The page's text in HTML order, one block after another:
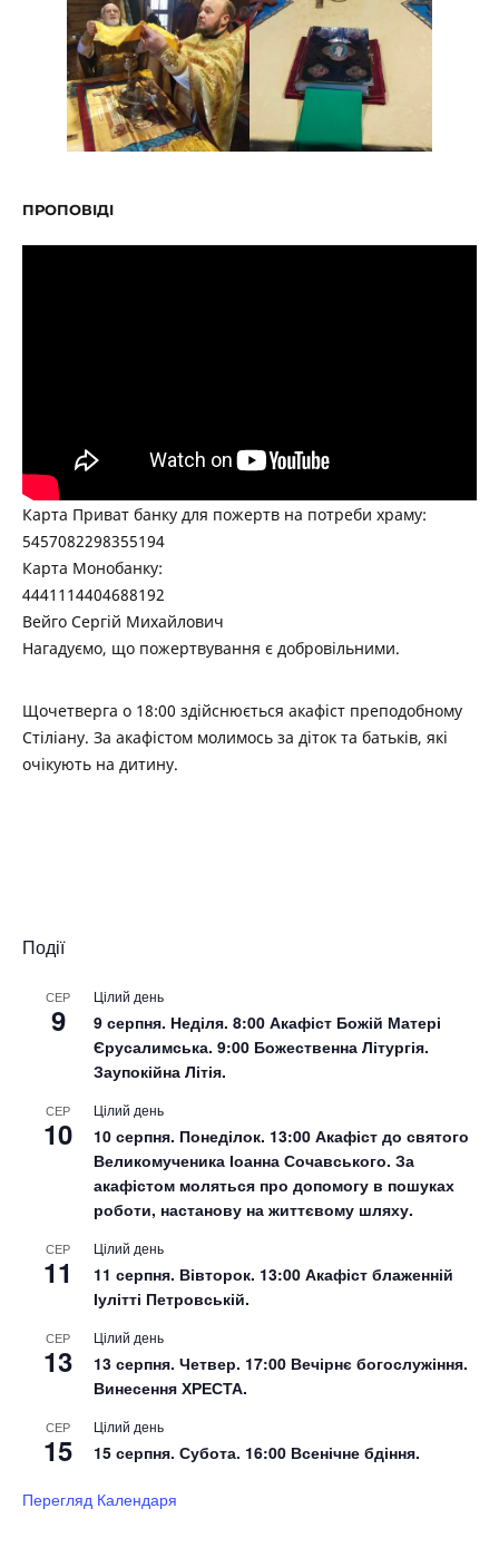
ПРОПОВІДІ
Карта Приват банку для пожертв на потреби храму:
5457082298355194
Карта Монобанку:
4441114404688192
Вейго Сергій Михайлович
Нагадуємо, що пожертвування є добровільними.
Щочетверга о 18:00 здійснюється акафіст преподобному
Стіліану. За акафістом молимось за діток та батьків, які
очікують на дитину.
Події
СЕР
9
Цілий день
9 серпня. Неділя. 8:00 Акафіст Божій Матері
Єрусалимська. 9:00 Божественна Літургія.
Заупокійна Літія.
СЕР
10
Цілий день
10 серпня. Понеділок. 13:00 Акафіст до святого
Великомученика Іоанна Сочавського. За
акафістом моляться про допомогу в пошуках
роботи, настанову на життєвому шляху.
СЕР
11
Цілий день
11 серпня. Вівторок. 13:00 Акафіст блаженній
Іулітті Петровській.
СЕР
13
Цілий день
13 серпня. Четвер. 17:00 Вечірнє богослужіння.
Винесення ХРЕСТА.
СЕР
15
Цілий день
15 серпня. Субота. 16:00 Всенічне бдіння.
Перегляд Календаря